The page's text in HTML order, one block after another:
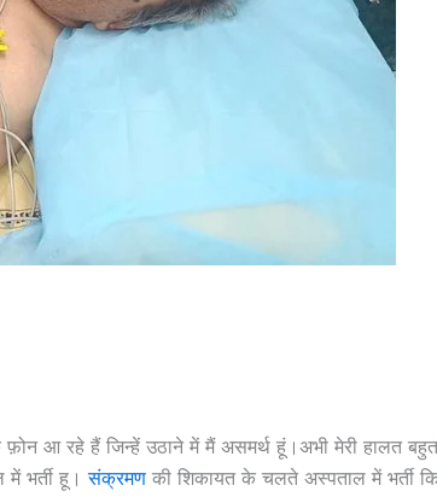
आ रहे हैं जिन्हें उठाने में मैं असमर्थ हूं।अभी मेरी हालत
में भर्ती हू।संक्रमण की शिकायत के चलते अस्पताल में भर्ती